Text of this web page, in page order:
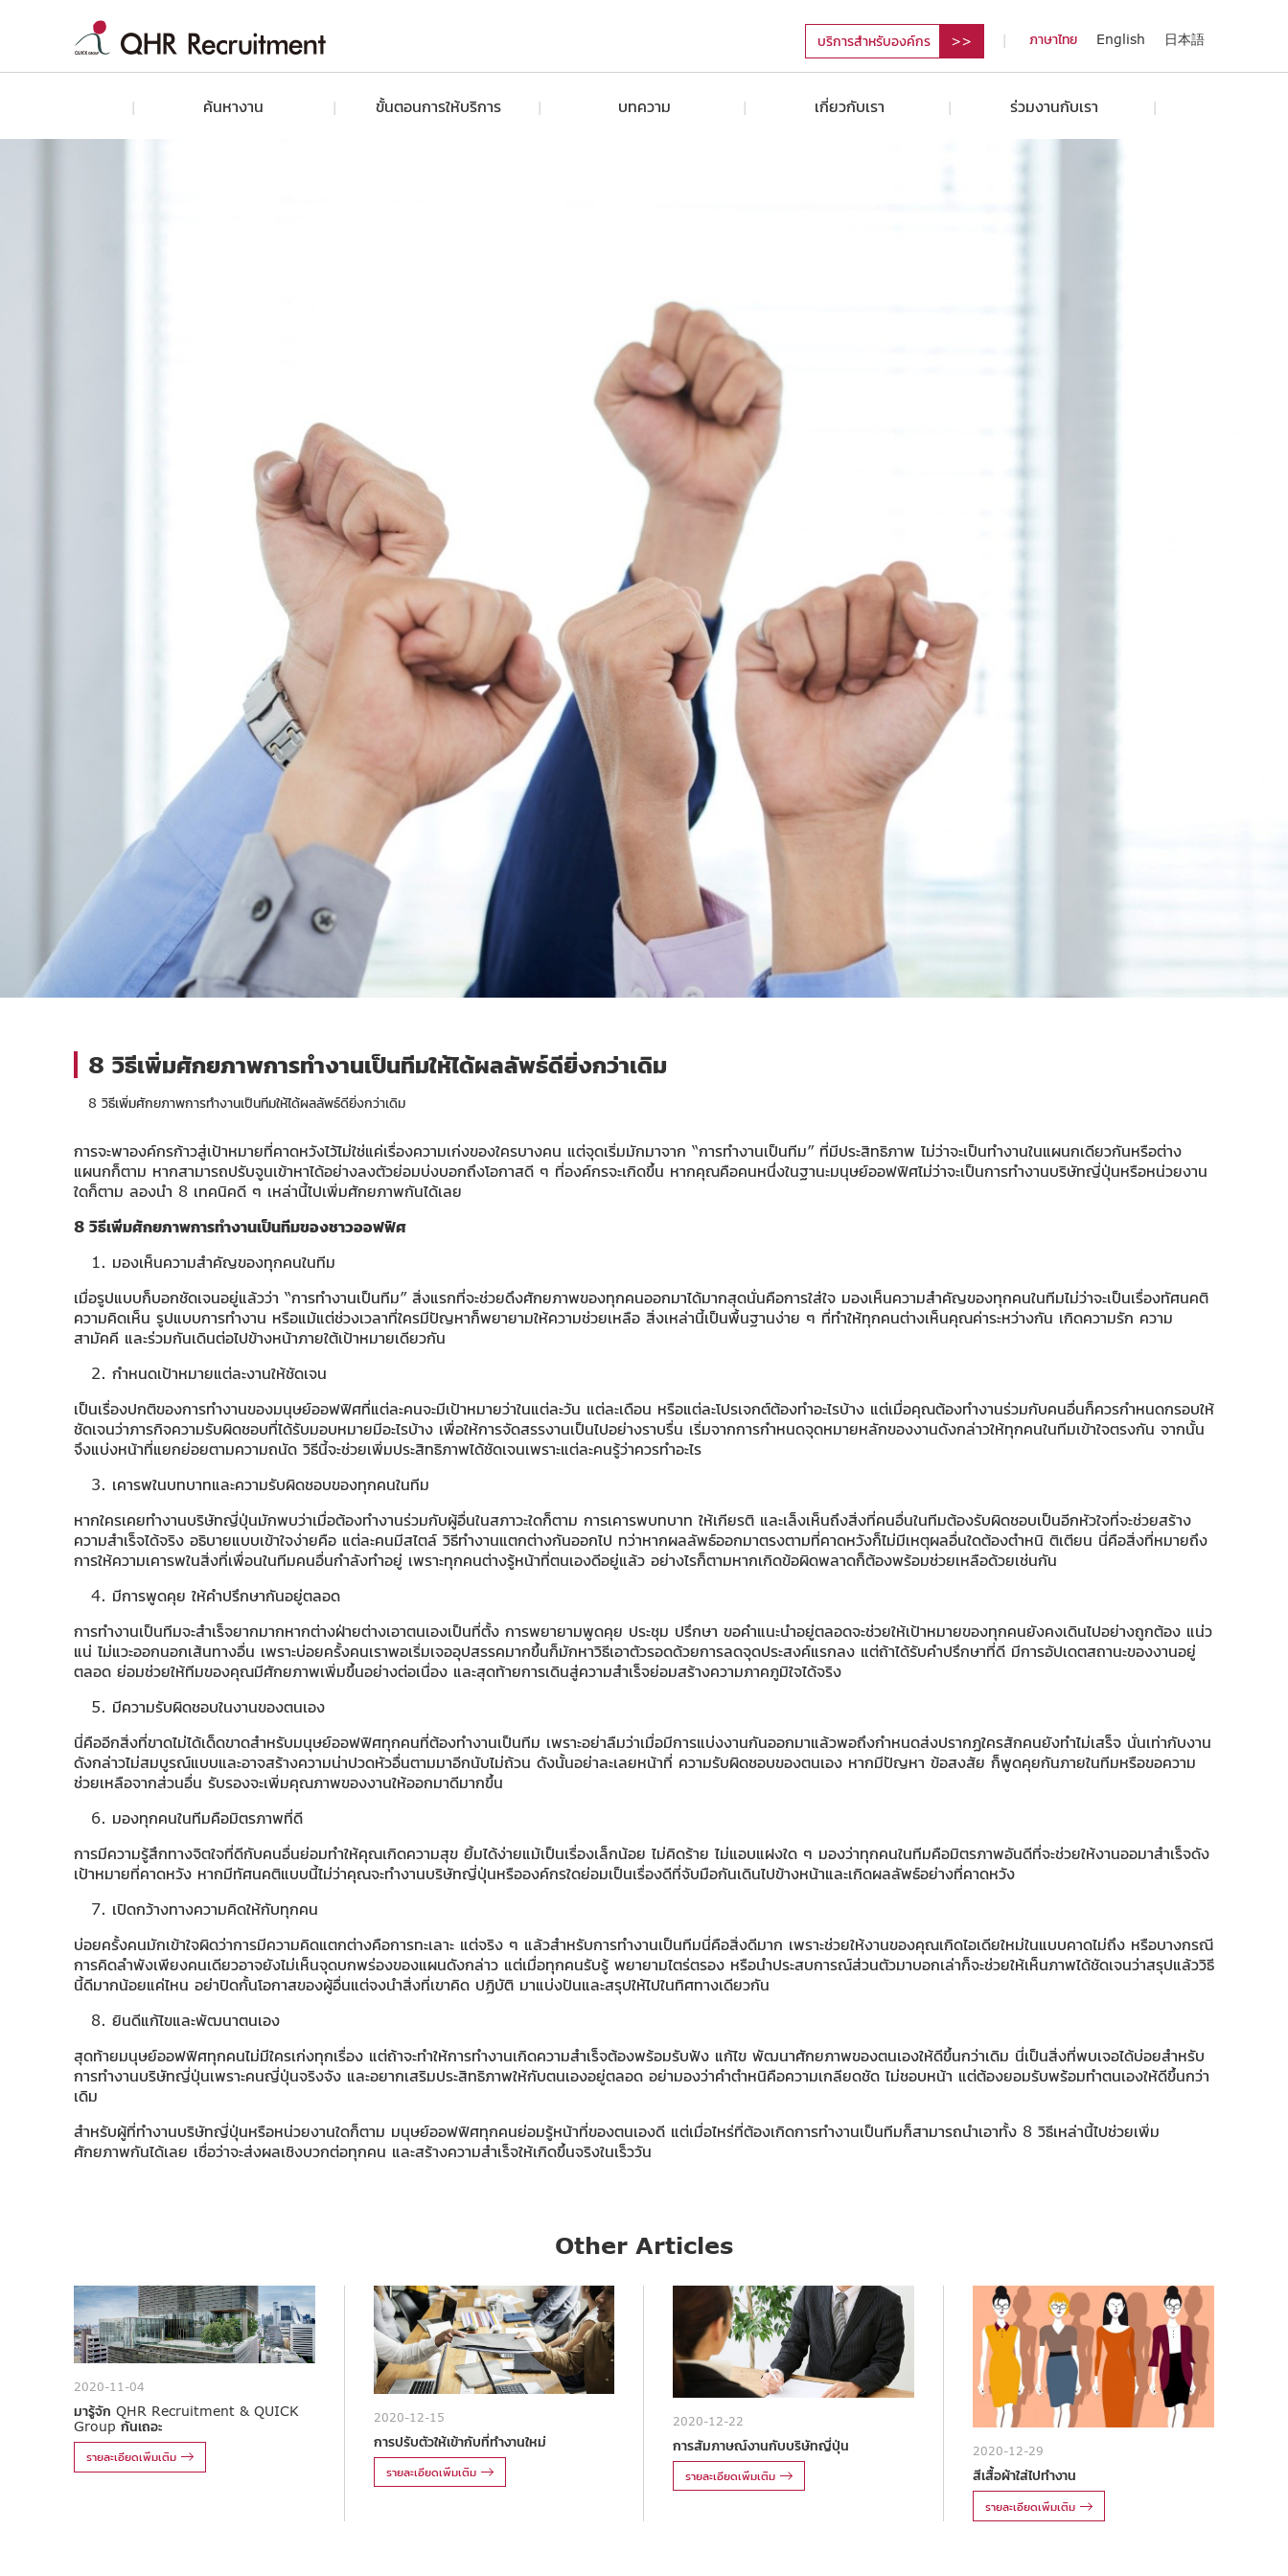
บริการสำหรับองค์กร ภาษาไทย English 日本語
ค้นหางาน ขั้นตอนการให้บริการ บทความ เกี่ยวกับเรา ร่วมงานกับเรา
8 วิธีเพิ่มศักยภาพการทำงานเป็นทีมให้ได้ผลลัพธ์ดียิ่งกว่าเดิม
8 วิธีเพิ่มศักยภาพการทำงานเป็นทีมให้ได้ผลลัพธ์ดียิ่งกว่าเดิม
การจะพาองค์กรก้าวสู่เป้าหมายที่คาดหวังไว้ไม่ใช่แค่เรื่องความเก่งของใครบางคน แต่จุดเริ่มมักมาจาก “การทำงานเป็นทีม” ที่มีประสิทธิภาพ ไม่ว่าจะเป็นทำงานในแผนกเดียวกันหรือต่าง
แผนกก็ตาม หากสามารถปรับจูนเข้าหาได้อย่างลงตัวย่อมบ่งบอกถึงโอกาสดี ๆ ที่องค์กรจะเกิดขึ้น หากคุณคือคนหนึ่งในฐานะมนุษย์ออฟฟิศไม่ว่าจะเป็นการทำงานบริษัทญี่ปุ่นหรือหน่วยงาน
ใดก็ตาม ลองนำ 8 เทคนิคดี ๆ เหล่านี้ไปเพิ่มศักยภาพกันได้เลย
8 วิธีเพิ่มศักยภาพการทำงานเป็นทีมของชาวออฟฟิศ
มองเห็นความสำคัญของทุกคนในทีม
เมื่อรูปแบบก็บอกชัดเจนอยู่แล้วว่า “การทำงานเป็นทีม” สิ่งแรกที่จะช่วยดึงศักยภาพของทุกคนออกมาได้มากสุดนั่นคือการใส่ใจ มองเห็นความสำคัญของทุกคนในทีมไม่ว่าจะเป็นเรื่องทัศนคติ
ความคิดเห็น รูปแบบการทำงาน หรือแม้แต่ช่วงเวลาที่ใครมีปัญหาก็พยายามให้ความช่วยเหลือ สิ่งเหล่านี้เป็นพื้นฐานง่าย ๆ ที่ทำให้ทุกคนต่างเห็นคุณค่าระหว่างกัน เกิดความรัก ความ
สามัคคี และร่วมกันเดินต่อไปข้างหน้าภายใต้เป้าหมายเดียวกัน
กำหนดเป้าหมายแต่ละงานให้ชัดเจน
เป็นเรื่องปกติของการทำงานของมนุษย์ออฟฟิศที่แต่ละคนจะมีเป้าหมายว่าในแต่ละวัน แต่ละเดือน หรือแต่ละโปรเจกต์ต้องทำอะไรบ้าง แต่เมื่อคุณต้องทำงานร่วมกับคนอื่นก็ควรกำหนดกรอบให้
ชัดเจนว่าภารกิจความรับผิดชอบที่ได้รับมอบหมายมีอะไรบ้าง เพื่อให้การจัดสรรงานเป็นไปอย่างราบรื่น เริ่มจากการกำหนดจุดหมายหลักของงานดังกล่าวให้ทุกคนในทีมเข้าใจตรงกัน จากนั้น
จึงแบ่งหน้าที่แยกย่อยตามความถนัด วิธีนี้จะช่วยเพิ่มประสิทธิภาพได้ชัดเจนเพราะแต่ละคนรู้ว่าควรทำอะไร
เคารพในบทบาทและความรับผิดชอบของทุกคนในทีม
หากใครเคยทำงานบริษัทญี่ปุ่นมักพบว่าเมื่อต้องทำงานร่วมกับผู้อื่นในสภาวะใดก็ตาม การเคารพบทบาท ให้เกียรติ และเล็งเห็นถึงสิ่งที่คนอื่นในทีมต้องรับผิดชอบเป็นอีกหัวใจที่จะช่วยสร้าง
ความสำเร็จได้จริง อธิบายแบบเข้าใจง่ายคือ แต่ละคนมีสไตล์ วิธีทำงานแตกต่างกันออกไป ทว่าหากผลลัพธ์ออกมาตรงตามที่คาดหวังก็ไม่มีเหตุผลอื่นใดต้องตำหนิ ติเตียน นี่คือสิ่งที่หมายถึง
การให้ความเคารพในสิ่งที่เพื่อนในทีมคนอื่นกำลังทำอยู่ เพราะทุกคนต่างรู้หน้าที่ตนเองดีอยู่แล้ว อย่างไรก็ตามหากเกิดข้อผิดพลาดก็ต้องพร้อมช่วยเหลือด้วยเช่นกัน
มีการพูดคุย ให้คำปรึกษากันอยู่ตลอด
การทำงานเป็นทีมจะสำเร็จยากมากหากต่างฝ่ายต่างเอาตนเองเป็นที่ตั้ง การพยายามพูดคุย ประชุม ปรึกษา ขอคำแนะนำอยู่ตลอดจะช่วยให้เป้าหมายของทุกคนยังคงเดินไปอย่างถูกต้อง แน่ว
แน่ ไม่แวะออกนอกเส้นทางอื่น เพราะบ่อยครั้งคนเราพอเริ่มเจออุปสรรคมากขึ้นก็มักหาวิธีเอาตัวรอดด้วยการลดจุดประสงค์แรกลง แต่ถ้าได้รับคำปรึกษาที่ดี มีการอัปเดตสถานะของงานอยู่
ตลอด ย่อมช่วยให้ทีมของคุณมีศักยภาพเพิ่มขึ้นอย่างต่อเนื่อง และสุดท้ายการเดินสู่ความสำเร็จย่อมสร้างความภาคภูมิใจได้จริง
มีความรับผิดชอบในงานของตนเอง
นี่คืออีกสิ่งที่ขาดไม่ได้เด็ดขาดสำหรับมนุษย์ออฟฟิศทุกคนที่ต้องทำงานเป็นทีม เพราะอย่าลืมว่าเมื่อมีการแบ่งงานกันออกมาแล้วพอถึงกำหนดส่งปรากฏใครสักคนยังทำไม่เสร็จ นั่นเท่ากับงาน
ดังกล่าวไม่สมบูรณ์แบบและอาจสร้างความน่าปวดหัวอื่นตามมาอีกนับไม่ถ้วน ดังนั้นอย่าละเลยหน้าที่ ความรับผิดชอบของตนเอง หากมีปัญหา ข้อสงสัย ก็พูดคุยกันภายในทีมหรือขอความ
ช่วยเหลือจากส่วนอื่น รับรองจะเพิ่มคุณภาพของงานให้ออกมาดีมากขึ้น
มองทุกคนในทีมคือมิตรภาพที่ดี
การมีความรู้สึกทางจิตใจที่ดีกับคนอื่นย่อมทำให้คุณเกิดความสุข ยิ้มได้ง่ายแม้เป็นเรื่องเล็กน้อย ไม่คิดร้าย ไม่แอบแฝงใด ๆ มองว่าทุกคนในทีมคือมิตรภาพอันดีที่จะช่วยให้งานออมาสำเร็จดัง
เป้าหมายที่คาดหวัง หากมีทัศนคติแบบนี้ไม่ว่าคุณจะทำงานบริษัทญี่ปุ่นหรือองค์กรใดย่อมเป็นเรื่องดีที่จับมือกันเดินไปข้างหน้าและเกิดผลลัพธ์อย่างที่คาดหวัง
เปิดกว้างทางความคิดให้กับทุกคน
บ่อยครั้งคนมักเข้าใจผิดว่าการมีความคิดแตกต่างคือการทะเลาะ แต่จริง ๆ แล้วสำหรับการทำงานเป็นทีมนี่คือสิ่งดีมาก เพราะช่วยให้งานของคุณเกิดไอเดียใหม่ในแบบคาดไม่ถึง หรือบางกรณี
การคิดลำพังเพียงคนเดียวอาจยังไม่เห็นจุดบกพร่องของแผนดังกล่าว แต่เมื่อทุกคนรับรู้ พยายามไตร่ตรอง หรือนำประสบการณ์ส่วนตัวมาบอกเล่าก็จะช่วยให้เห็นภาพได้ชัดเจนว่าสรุปแล้ววิธี
นี้ดีมากน้อยแค่ไหน อย่าปิดกั้นโอกาสของผู้อื่นแต่จงนำสิ่งที่เขาคิด ปฏิบัติ มาแบ่งปันและสรุปให้ไปในทิศทางเดียวกัน
ยินดีแก้ไขและพัฒนาตนเอง
สุดท้ายมนุษย์ออฟฟิศทุกคนไม่มีใครเก่งทุกเรื่อง แต่ถ้าจะทำให้การทำงานเกิดความสำเร็จต้องพร้อมรับฟัง แก้ไข พัฒนาศักยภาพของตนเองให้ดีขึ้นกว่าเดิม นี่เป็นสิ่งที่พบเจอได้บ่อยสำหรับ
การทำงานบริษัทญี่ปุ่นเพราะคนญี่ปุ่นจริงจัง และอยากเสริมประสิทธิภาพให้กับตนเองอยู่ตลอด อย่ามองว่าคำตำหนิคือความเกลียดชัด ไม่ชอบหน้า แต่ต้องยอมรับพร้อมทำตนเองให้ดีขึ้นกว่า
เดิม
สำหรับผู้ที่ทำงานบริษัทญี่ปุ่นหรือหน่วยงานใดก็ตาม มนุษย์ออฟฟิศทุกคนย่อมรู้หน้าที่ของตนเองดี แต่เมื่อไหร่ที่ต้องเกิดการทำงานเป็นทีมก็สามารถนำเอาทั้ง 8 วิธีเหล่านี้ไปช่วยเพิ่ม
ศักยภาพกันได้เลย เชื่อว่าจะส่งผลเชิงบวกต่อทุกคน และสร้างความสำเร็จให้เกิดขึ้นจริงในเร็ววัน
Other Articles
2020-11-04
มารู้จัก QHR Recruitment & QUICK
Group กันเถอะ
รายละเอียดเพิ่มเติม
2020-12-15
การปรับตัวให้เข้ากับที่ทำงานใหม่
รายละเอียดเพิ่มเติม
2020-12-22
การสัมภาษณ์งานกับบริษัทญี่ปุ่น
รายละเอียดเพิ่มเติม
2020-12-29
สีเสื้อผ้าใส่ไปทำงาน
รายละเอียดเพิ่มเติม